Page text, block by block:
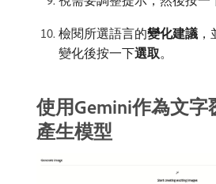
檢閱所選語言的​變化建議
變化後按一下​選取。
使用Gemini作為文字
產生模型